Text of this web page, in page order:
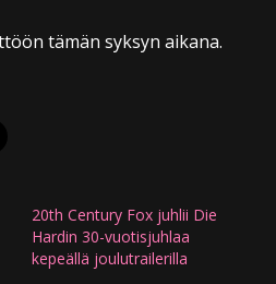
tämän syksyn aikana.
20th Century Fox juhlii Die
Hardin 30-vuotisjuhlaa
kepeällä joulutrailerilla